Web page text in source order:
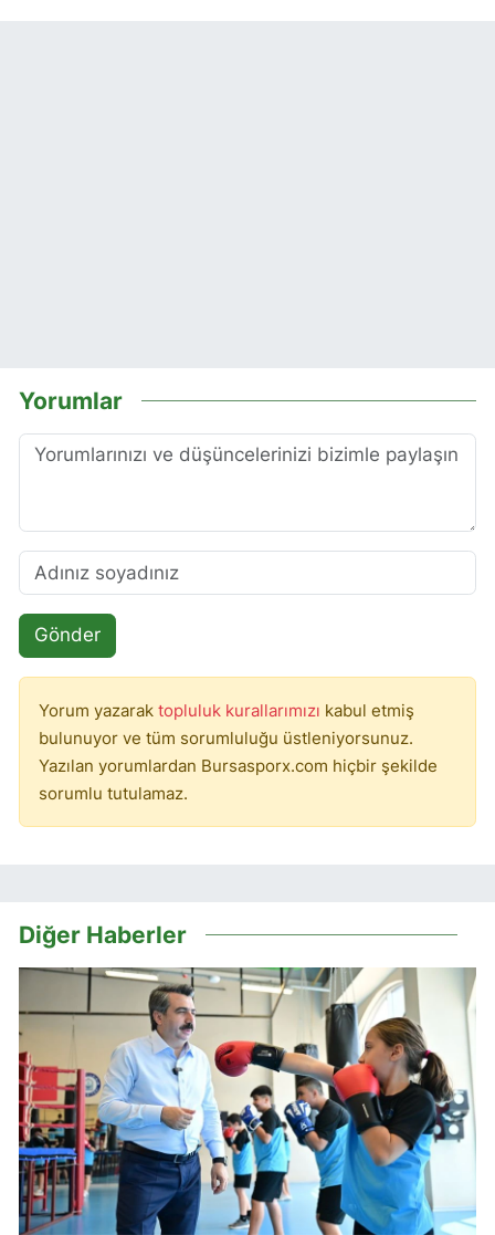
Yorumlar
Gönder
Yorum yazarak topluluk kurallarımızı kabul etmiş
bulunuyor ve tüm sorumluluğu üstleniyorsunuz.
Yazılan yorumlardan Bursasporx.com hiçbir şekilde
sorumlu tutulamaz.
Diğer Haberler